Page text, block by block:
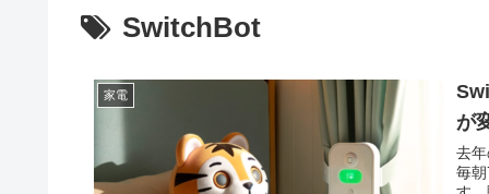
SwitchBot
家電
が
去
毎